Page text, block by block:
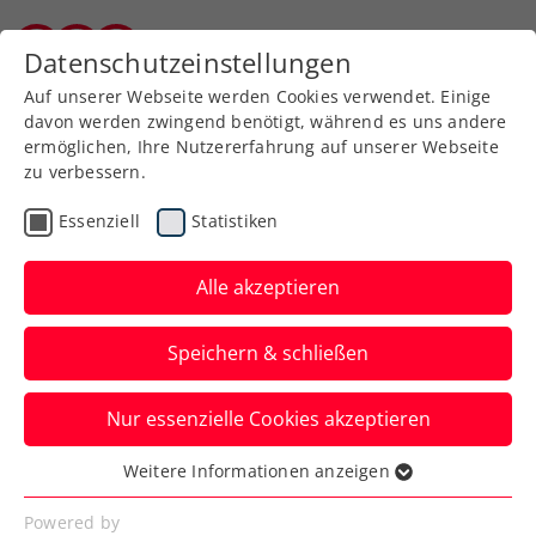
Zurück zur Newsübersicht
Turniere
ATP-Challenger Troyes:
Oberleitner krönt starke
Woche mit 32.
Doppeltitel
Zum insgesamt dritten Mal triumphiert
das ÖTV-Ass in Frankreich auf ATP-
Challenger-Ebene.
Datenschutzeinstellungen
Auf unserer Webseite werden Cookies verwendet. Einige
davon werden zwingend benötigt, während es uns andere
ermöglichen, Ihre Nutzererfahrung auf unserer Webseite
zu verbessern.
Essenziell Statistiken
Alle akzeptieren
Speichern & schließen
Nur essenzielle Cookies akzeptieren
Essenziell
Essenzielle Cookies werden für grundlegende
Weitere Informationen anzeigen
Powered by